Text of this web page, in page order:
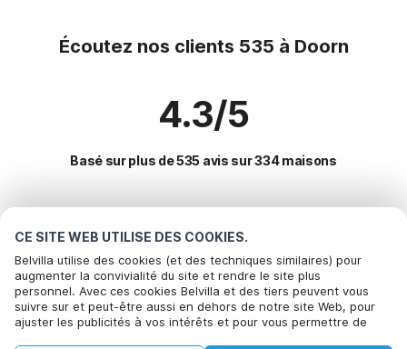
CE SITE WEB UTILISE DES COOKIES.
Belvilla utilise des cookies (et des techniques similaires) pour
augmenter la convivialité du site et rendre le site plus
personnel. Avec ces cookies Belvilla et des tiers peuvent vous
suivre sur et peut-être aussi en dehors de notre site Web, pour
ajuster les publicités à vos intérêts et pour vous permettre de
Écoutez nos clients 535 à Doorn
4.3/5
Basé sur plus de 535 avis sur 334 maisons
Destinations les plus populaires pour les
vacances
Villes offrant les meilleures commodités pour les vacances
Maison de vacances dans un parc de vacances weesp
Commodités populaires pour les vacances en Doorn
Bel om te boeken